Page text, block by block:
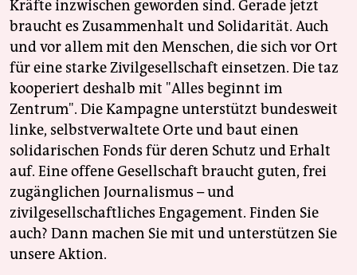
Kräfte inzwischen geworden sind. Gerade jetzt
braucht es Zusammenhalt und Solidarität. Auch
und vor allem mit den Menschen, die sich vor Ort
für eine starke Zivilgesellschaft einsetzen. Die taz
kooperiert deshalb mit "Alles beginnt im
Zentrum". Die Kampagne unterstützt bundesweit
linke, selbstverwaltete Orte und baut einen
solidarischen Fonds für deren Schutz und Erhalt
auf. Eine offene Gesellschaft braucht guten, frei
zugänglichen Journalismus – und
zivilgesellschaftliches Engagement. Finden Sie
auch? Dann machen Sie mit und unterstützen Sie
unsere Aktion.